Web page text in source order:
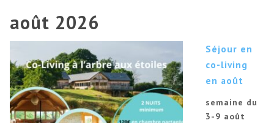
août 2026
Séjour en
co-living
en août
semaine du
3-9 août